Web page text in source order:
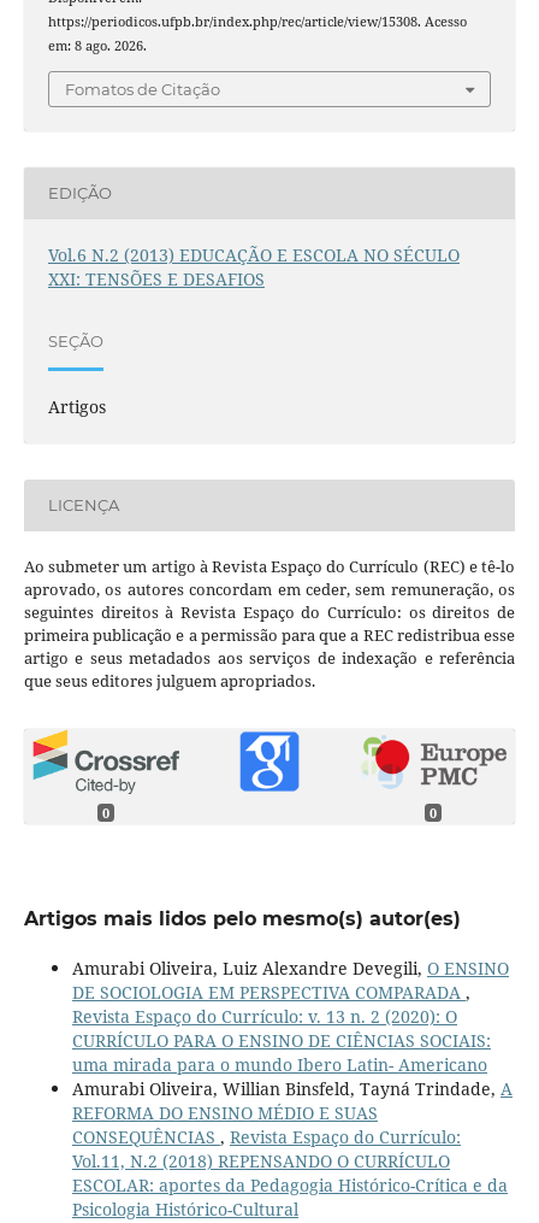
https://periodicos.ufpb.br/index.php/rec/article/view/15308. Acesso
em: 8 ago. 2026.
Fomatos de Citação
EDIÇÃO
Vol.6 N.2 (2013) EDUCAÇÃO E ESCOLA NO SÉCULO
XXI: TENSÕES E DESAFIOS
SEÇÃO
Artigos
LICENÇA
Ao submeter um artigo à Revista Espaço do Currículo (REC) e tê-lo
aprovado, os autores concordam em ceder, sem remuneração, os
seguintes direitos à Revista Espaço do Currículo: os direitos de
primeira publicação e a permissão para que a REC redistribua esse
artigo e seus metadados aos serviços de indexação e referência
que seus editores julguem apropriados.
0 0
Artigos mais lidos pelo mesmo(s) autor(es)
Amurabi Oliveira, Luiz Alexandre Devegili, O ENSINO
DE SOCIOLOGIA EM PERSPECTIVA COMPARADA ,
Revista Espaço do Currículo: v. 13 n. 2 (2020): O
CURRÍCULO PARA O ENSINO DE CIÊNCIAS SOCIAIS:
uma mirada para o mundo Ibero Latin- Americano
Amurabi Oliveira, Willian Binsfeld, Tayná Trindade, A
REFORMA DO ENSINO MÉDIO E SUAS
CONSEQUÊNCIAS , Revista Espaço do Currículo:
Vol.11, N.2 (2018) REPENSANDO O CURRÍCULO
ESCOLAR: aportes da Pedagogia Histórico-Crítica e da
Psicologia Histórico-Cultural